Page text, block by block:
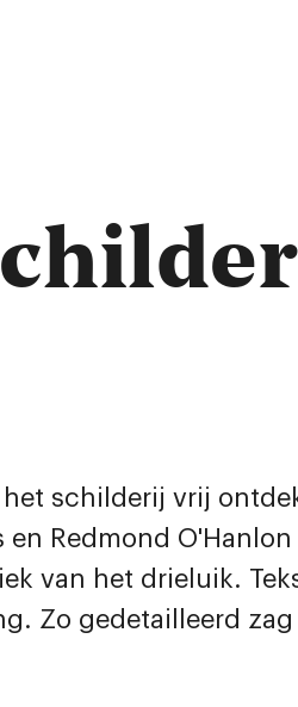
schilderij vrij
en Redmond
van het drieluik.
Zo gedetailleerd